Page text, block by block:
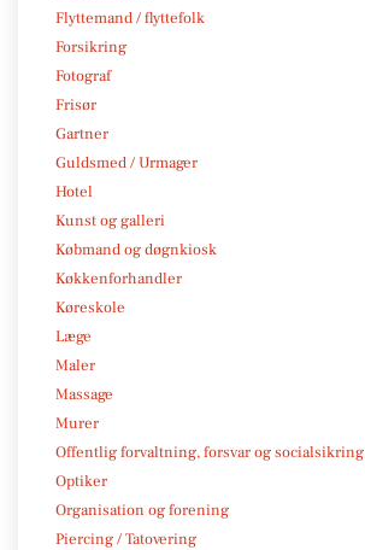
Flyttemand / flyttefolk
Forsikring
Fotograf
Frisør
Gartner
Guldsmed / Urmager
Hotel
Kunst og galleri
Købmand og døgnkiosk
Køkkenforhandler
Køreskole
Læge
Maler
Massage
Murer
Offentlig forvaltning, forsvar og socialsikring
Optiker
Organisation og forening
Piercing / Tatovering